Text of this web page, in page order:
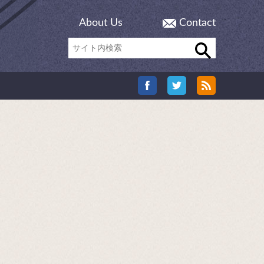
About Us Contact